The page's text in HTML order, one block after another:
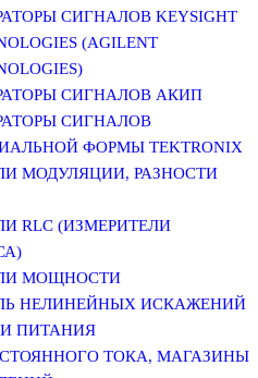
СИГНАЛОВ KEYSIGHT
(AGILENT
СИГНАЛОВ АКИП
СИГНАЛОВ
ФОРМЫ TEKTRONIX
МОДУЛЯЦИИ, РАЗНОСТИ
RLC (ИЗМЕРИТЕЛИ
МОЩНОСТИ
НЕЛИНЕЙНЫХ ИСКАЖЕНИЙ
ПИТАНИЯ
ТОКА, МАГАЗИНЫ